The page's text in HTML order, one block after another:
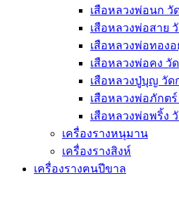
เสือหลวงพ่อนก วั
เสือหลวงพ่อสาย
เสือหลวงพ่อทองอ
เสือหลวงพ่อคง วั
เสือหลวงปู่บุญ วัด
เสือหลวงพ่อภักต
เสือหลวงพ่อพริ้ง
เครื่องรางหนุมาน
เครื่องรางสิงห์
เครื่องรางฅนปีขาล